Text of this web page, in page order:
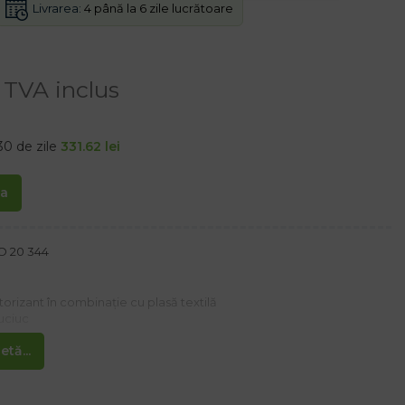
Livrarea: 4 până la 6 zile lucrătoare
TVA inclus
de zile 331.62 lei
20 344
în combinație cu plasă textilă
suprafață a pantofului